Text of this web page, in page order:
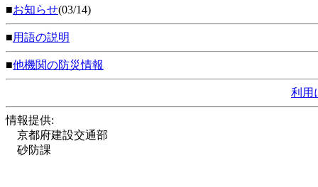
■お知らせ(03/14)
■用語の説明
■他機関の防災情報
利用
情報提供:
京都府建設交通部
砂防課